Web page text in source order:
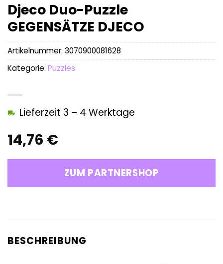
Djeco Duo-Puzzle
GEGENSÄTZE DJECO
14,76 €
Lieferzeit 3 – 4 Werktage
ZUM PARTNERSHOP
Artikelnummer: 3070900081628
Kategorie: Puzzles
BESCHREIBUNG